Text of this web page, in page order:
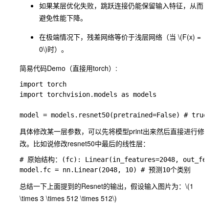
如果某层优化失败，跳跃连接仍能保留输入特征，从而
避免性能下降。
在极端情况下，残差网络等价于浅层网络（当 \(F(x) =
0\)时）。
简易代码Demo （直接用torch）:
import torch
import torchvision.models as models
具体修改某一层参数，可以先将模型print出来然后直接进行修
改。比如说修改resnet50中最后的线性层：
# 原始结构：(fc): Linear(in_features=2048,
总结一下上面提到的Resnet的输出，假设输入图片为： \(1
\times 3 \times 512 \times 512\)